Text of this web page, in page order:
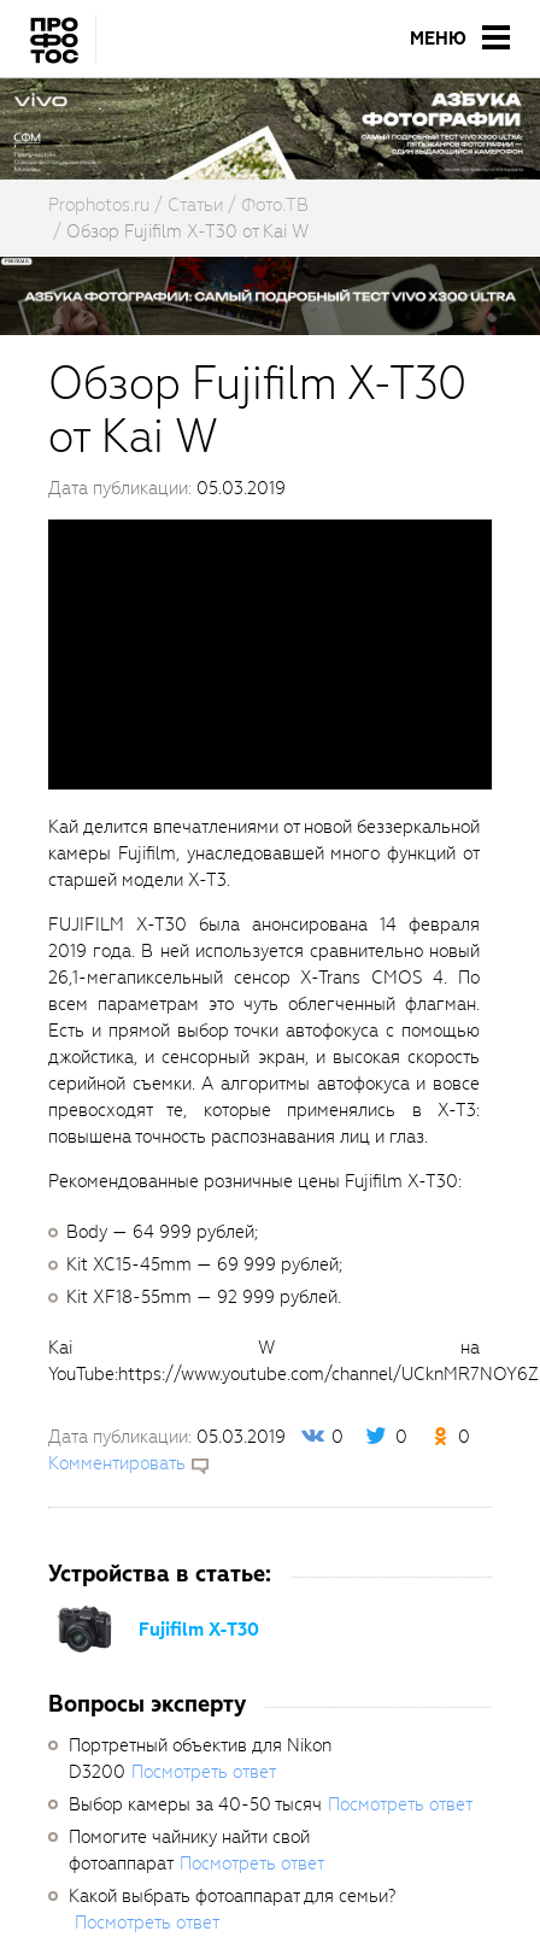
МЕНЮ
Prophotos.ru Cтатьи
Фото.ТВ
Обзор Fujifilm X-T30 от Kai W
Обзор Fujifilm X-T30
от Kai W
Дата публикации: 05.03.2019
Kaй делится впечатлениями от новой беззеркальной
камеры Fujifilm, унаследовавшей много функций от
старшей модели X-T3.
FUJIFILM X-T30 была анонсирована 14 февраля
2019 года. В ней используется сравнительно новый
26,1-мегапиксельный сенсор X-Trans CMOS 4. По
всем параметрам это чуть облегченный флагман.
Есть и прямой выбор точки автофокуса с помощью
джойстика, и сенсорный экран, и высокая скорость
серийной съемки. А алгоритмы автофокуса и вовсе
превосходят те, которые применялись в X-T3:
повышена точность распознавания лиц и глаз.
Рекомендованные розничные цены Fujifilm X-T30:
Body — 64 999 рублей;
Kit XC15-45mm — 69 999 рублей;
Kit XF18-55mm — 92 999 рублей.
Kai W на
YouTube:https://www.youtube.com/channel/
Дата публикации: 05.03.2019 0 0
0
Комментировать
Устройства в статье:
Fujifilm X-T30
Вопросы эксперту
Портретный объектив для Nikon
D3200 Посмотреть ответ
Выбор камеры за 40-50 тысяч Посмотреть ответ
Помогите чайнику найти свой
фотоаппарат Посмотреть ответ
Какой выбрать фотоаппарат для семьи?
Посмотреть ответ